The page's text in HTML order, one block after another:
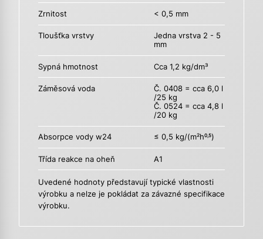
Zrnitost < 0,5 mm
Tloušťka vrstvy
Jedna vrstva 2 - 5
mm
Sypná hmotnost Cca 1,2 kg/dm³
Záměsová voda
Č. 0408 = cca 6,0 l
/25 kg
Č. 0524 = cca 4,8 l
/20 kg
Absorpce vody w24 ≤ 0,5 kg/(m²h0,5)
Třída reakce na oheň A1
Uvedené hodnoty představují typické vlastnosti
výrobku a nelze je pokládat za závazné specifikace
výrobku.